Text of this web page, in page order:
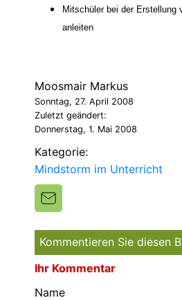
Mitschüler bei der Erstellung
anleiten
Moosmair Markus
Sonntag, 27. April 2008
Zuletzt geändert:
Donnerstag, 1. Mai 2008
Kategorie:
Mindstorm im Unterricht
Kommentieren Sie diesen
Ihr Kommentar
Name